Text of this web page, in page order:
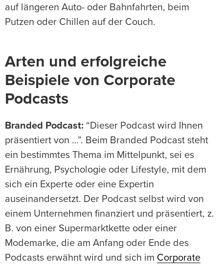
auf längeren Auto- oder Bahnfahrten, beim
Putzen oder Chillen auf der Couch.
Arten und erfolgreiche
Beispiele von Corporate
Podcasts
Branded Podcast: “Dieser Podcast wird Ihnen
präsentiert von …”. Beim Branded Podcast steht
ein bestimmtes Thema im Mittelpunkt, sei es
Ernährung, Psychologie oder Lifestyle, mit dem
sich ein Experte oder eine Expertin
auseinandersetzt. Der Podcast selbst wird von
einem Unternehmen finanziert und präsentiert, z.
B. von einer Supermarktkette oder einer
Modemarke, die am Anfang oder Ende des
Podcasts erwähnt wird und sich im Corporate